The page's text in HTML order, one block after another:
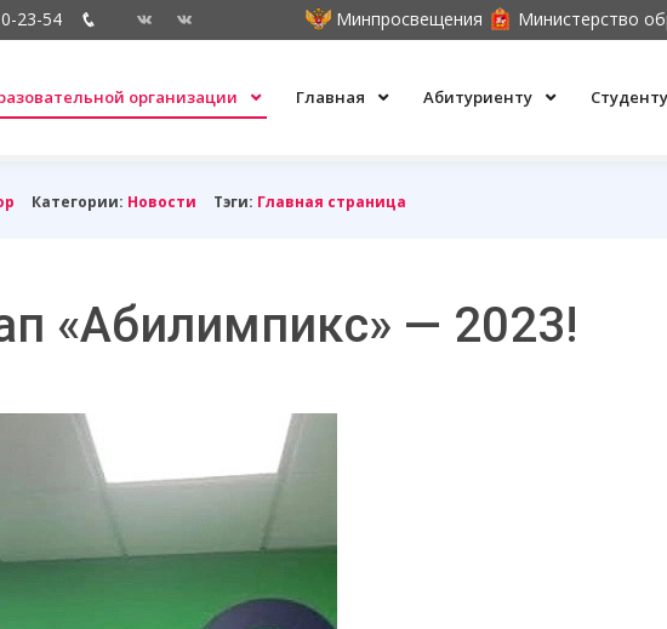
23-54 Минпросвещения Министерство
организации Главная Абитуриенту Студенту
Категории: Новости Тэги: Главная страница
«Абилимпикс» — 2023!